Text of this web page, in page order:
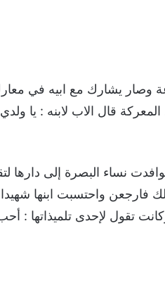
وصار يشارك مع ابيه في
قال الاب لابنه : يا
نساء البصرة إلى دارها
فارجعن واحتسبت ابنها
تقول لإحدى تلميذاتها :